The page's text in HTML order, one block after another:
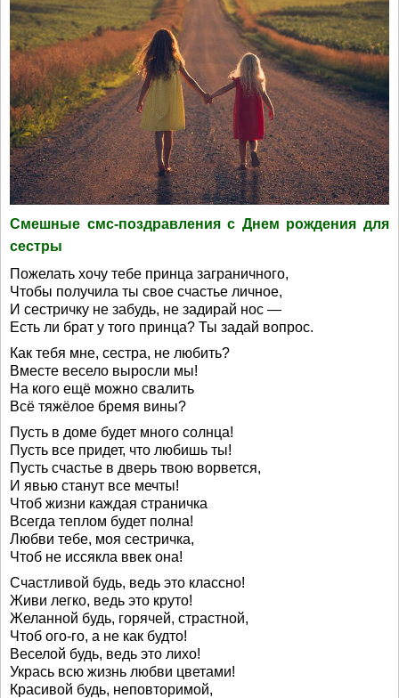
Смешные смс-поздравления с Днем рождения для
сестры
Пожелать хочу тебе принца заграничного,
Чтобы получила ты свое счастье личное,
И сестричку не забудь, не задирай нос —
Есть ли брат у того принца? Ты задай вопрос.
Как тебя мне, сестра, не любить?
Вместе весело выросли мы!
На кого ещё можно свалить
Всё тяжёлое бремя вины?
Пусть в доме будет много солнца!
Пусть все придет, что любишь ты!
Пусть счастье в дверь твою ворвется,
И явью станут все мечты!
Чтоб жизни каждая страничка
Всегда теплом будет полна!
Любви тебе, моя сестричка,
Чтоб не иссякла ввек она!
Счастливой будь, ведь это классно!
Живи легко, ведь это круто!
Желанной будь, горячей, страстной,
Чтоб ого-го, а не как будто!
Веселой будь, ведь это лихо!
Укрась всю жизнь любви цветами!
Красивой будь, неповторимой,